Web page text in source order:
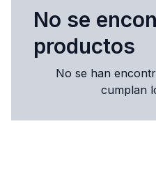
No se
productos
No se han
cumplan